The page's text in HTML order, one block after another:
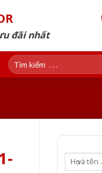
đãi nhất
Tìm
kiếm: